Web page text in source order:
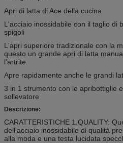
Apri di latta di Ace della cucina
L'acciaio inossidabile con il taglio di
spigoli
L'apri superiore tradizionale con la
questo un grande apri di latta
l'artrite
Apre rapidamente anche le grandi
3 in 1 strumento con le apribottiglie
sollevatore
Descrizione:
CARATTERISTICHE 1.QUALITY:
dell'acciaio inossidabile di qualità
alla moda e una testa lucidata